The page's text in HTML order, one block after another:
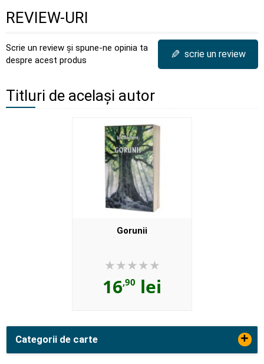
Categorii de carte +
REVIEW-URI
Scrie un review și spune-ne opinia ta
despre acest produs
✎ scrie un review
Titluri de același autor
Gorunii
16,90 lei